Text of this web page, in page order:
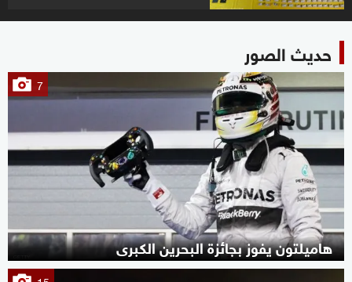
حديث الصور
7
هاميلتون يفوز بجائزة البحرين الكبرى